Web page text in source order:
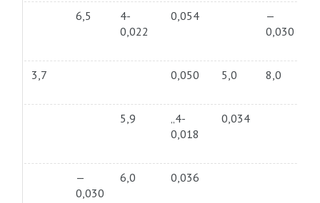
6,5
4-
0,022
0,054
—
0,030
3,7 0,050 5,0 8,0
5,9
„4-
0,018
0,034
—
0,030
6,0 0,036